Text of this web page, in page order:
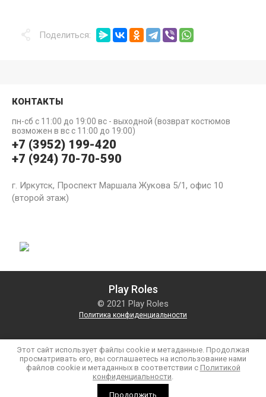
Поделиться:
КОНТАКТЫ
пн-сб с 11:00 до 19:00 вс - выходной (возврат костюмов
возможен в вс с 11:00 до 19:00)
+7 (3952) 199-420
+7 (924) 70-70-590
г. Иркутск, Проспект Маршала Жукова 5/1, офис 10
(второй этаж)
Play Roles
© 2021 Play Roles
Политика конфиденциальности
Этот сайт использует файлы cookie и метаданные. Продолжая
просматривать его, вы соглашаетесь на использование нами
файлов cookie и метаданных в соответствии с Политикой
конфиденциальности.
Продолжить